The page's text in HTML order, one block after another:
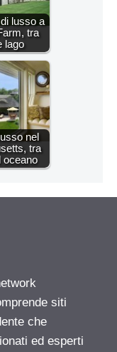
lusso a
tra
lago
nel
tra
oceano
siti
che
ed esperti